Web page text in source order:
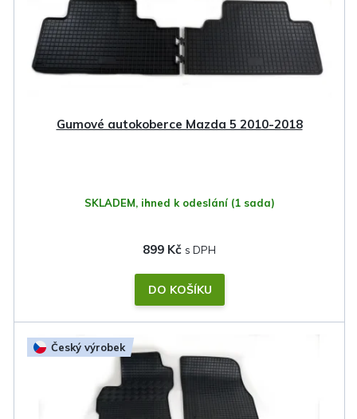
Gumové autokoberce Mazda 5 2010-2018
SKLADEM, ihned k odeslání (1 sada)
899 Kč
DO KOŠÍKU
Český výrobek